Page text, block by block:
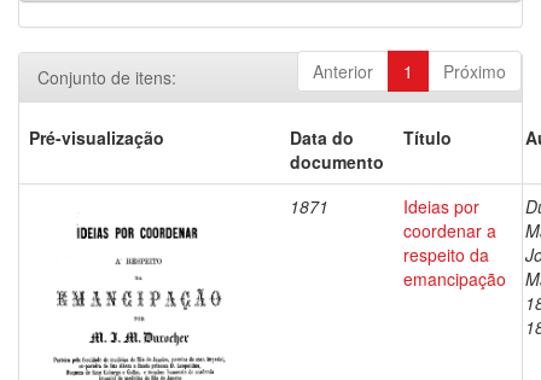
Anterior 1 Próximo
Conjunto de itens:
Pré-visualização
Data do
documento
Título
1871
Ideias por
coordenar a
respeito da
emancipação